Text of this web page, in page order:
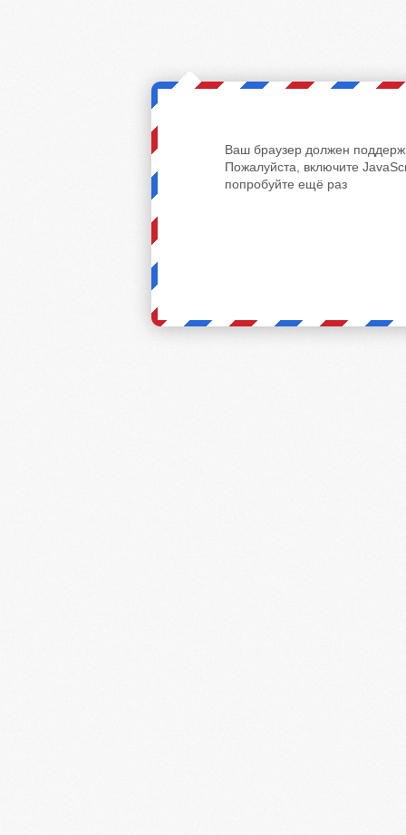
Ваш браузер должен
Пожалуйста, включите
попробуйте ещё раз